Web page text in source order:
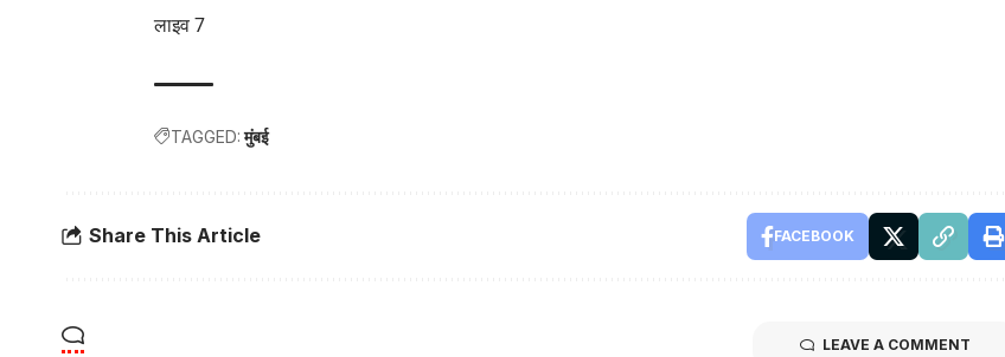
लाइव 7
TAGGED: मुंबई
Share This Article FACEBOOK
LEAVE A COMMENT